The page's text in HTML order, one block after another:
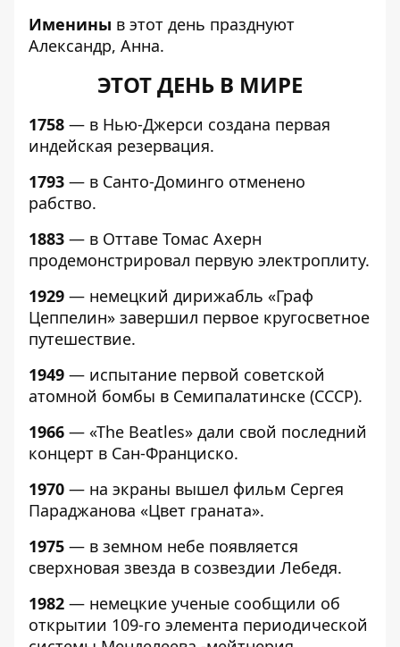
Именины в этот день празднуют
Александр, Анна.
ЭТОТ ДЕНЬ В МИРЕ
1758 — в Нью-Джерси создана первая
индейская резервация.
1793 — в Санто-Доминго отменено
рабство.
1883 — в Оттаве Томас Ахерн
продемонстрировал первую электроплиту.
1929 — немецкий дирижабль «Граф
Цеппелин» завершил первое кругосветное
путешествие.
1949 — испытание первой советской
атомной бомбы в Семипалатинске (СССР).
1966 — «The Beatles» дали свой последний
концерт в Сан-Франциско.
1970 — на экраны вышел фильм Сергея
Параджанова «Цвет граната».
1975 — в земном небе появляется
сверхновая звезда в созвездии Лебедя.
1982 — немецкие ученые сообщили об
открытии 109-го элемента периодической